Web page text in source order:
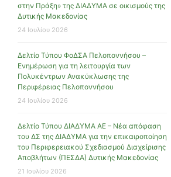
στην Πράξη» της ΔΙΑΔΥΜΑ σε οικισμούς της
Δυτικής Μακεδονίας
24 Ιουλίου 2026
Δελτίο Τύπου ΦοΔΣΑ Πελοποννήσου –
Ενημέρωση για τη λειτουργία των
Πολυκέντρων Ανακύκλωσης της
Περιφέρειας Πελοποννήσου
24 Ιουλίου 2026
Δελτίο Τύπου ΔΙΑΔΥΜΑ ΑΕ – Νέα απόφαση
του ΔΣ της ΔΙΑΔΥΜΑ για την επικαιροποίηση
του Περιφερειακού Σχεδιασμού Διαχείρισης
Αποβλήτων (ΠΕΣΔΑ) Δυτικής Μακεδονίας
21 Ιουλίου 2026